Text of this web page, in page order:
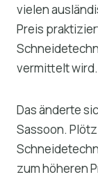
vielen
Preis
vermittelt wird.
Das änderte
Sassoon.
zum höheren